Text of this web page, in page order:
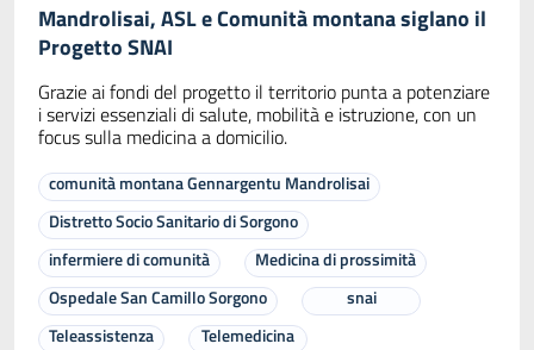
Mandrolisai, ASL e Comunità montana siglano il
Progetto SNAI
Grazie ai fondi del progetto il territorio punta a potenziare
i servizi essenziali di salute, mobilità e istruzione, con un
focus sulla medicina a domicilio.
comunità montana Gennargentu Mandrolisai
Distretto Socio Sanitario di Sorgono
infermiere di comunità
Medicina di prossimità
Ospedale San Camillo Sorgono
snai
Teleassistenza
Telemedicina